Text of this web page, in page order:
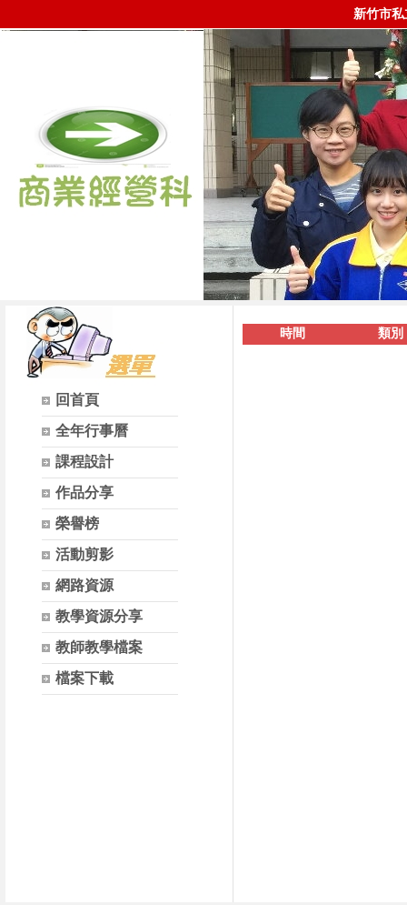
新竹市
回首頁
全年行事曆
課程設計
作品分享
榮譽榜
活動剪影
網路資源
教學資源分享
教師教學檔案
檔案下載
時間 類別